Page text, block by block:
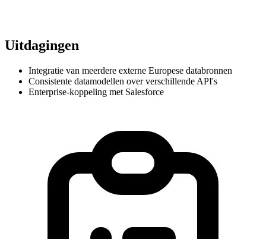
Uitdagingen
Integratie van meerdere externe Europese databronnen
Consistente datamodellen over verschillende API's
Enterprise-koppeling met Salesforce